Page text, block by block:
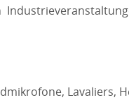
Lavaliers,